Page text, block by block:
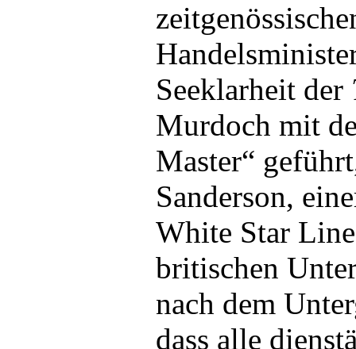
Seeklarheit der
Murdoch mit
Master“
Sanderson,
White Star
britischen
nach dem
dass alle